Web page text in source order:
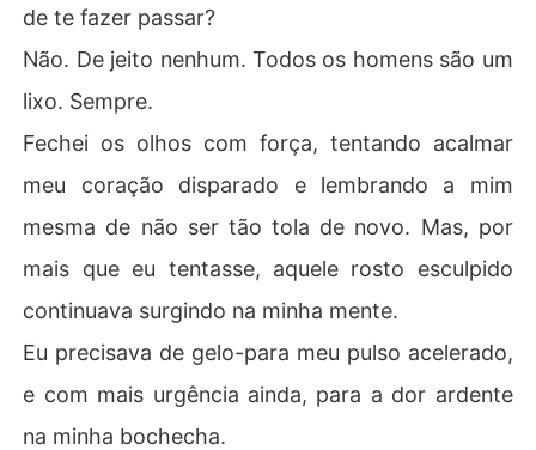
de te fazer passar?
Não. De jeito nenhum. Todos os homens são um
lixo. Sempre.
Fechei os olhos com força, tentando acalmar
meu coração disparado e lembrando a mim
mesma de não ser tão tola de novo. Mas, por
mais que eu tentasse, aquele rosto esculpido
continuava surgindo na minha mente.
Eu precisava de gelo-para meu pulso acelerado,
e com mais urgência ainda, para a dor ardente
na minha bochecha.